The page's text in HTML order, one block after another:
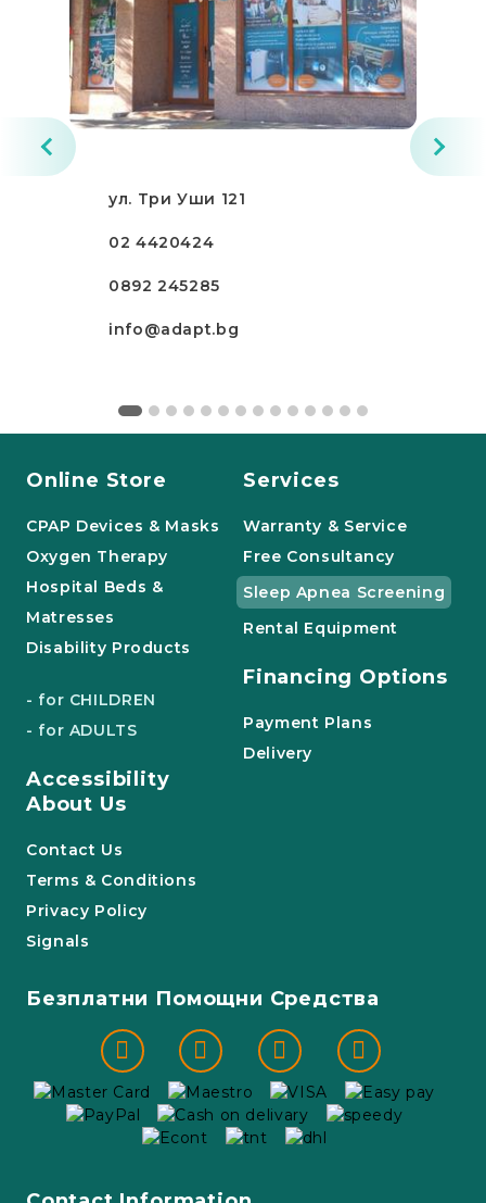
ул. Три Уши 121
02 4420424
0892 245285
info@adapt.bg
Online Store
CPAP Devices & Masks
Oxygen Therapy
Hospital Beds &
Matresses
Disability Products
- for CHILDREN
- for ADULTS
Accessibility
Services
Warranty & Service
Free Consultancy
Sleep Apnea Screening
Rental Equipment
Financing Options
Payment Plans
Delivery
About Us
Contact Us
Terms & Conditions
Privacy Policy
Signals
Безплатни Помощни Средства